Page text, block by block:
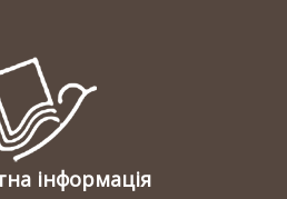
інформація